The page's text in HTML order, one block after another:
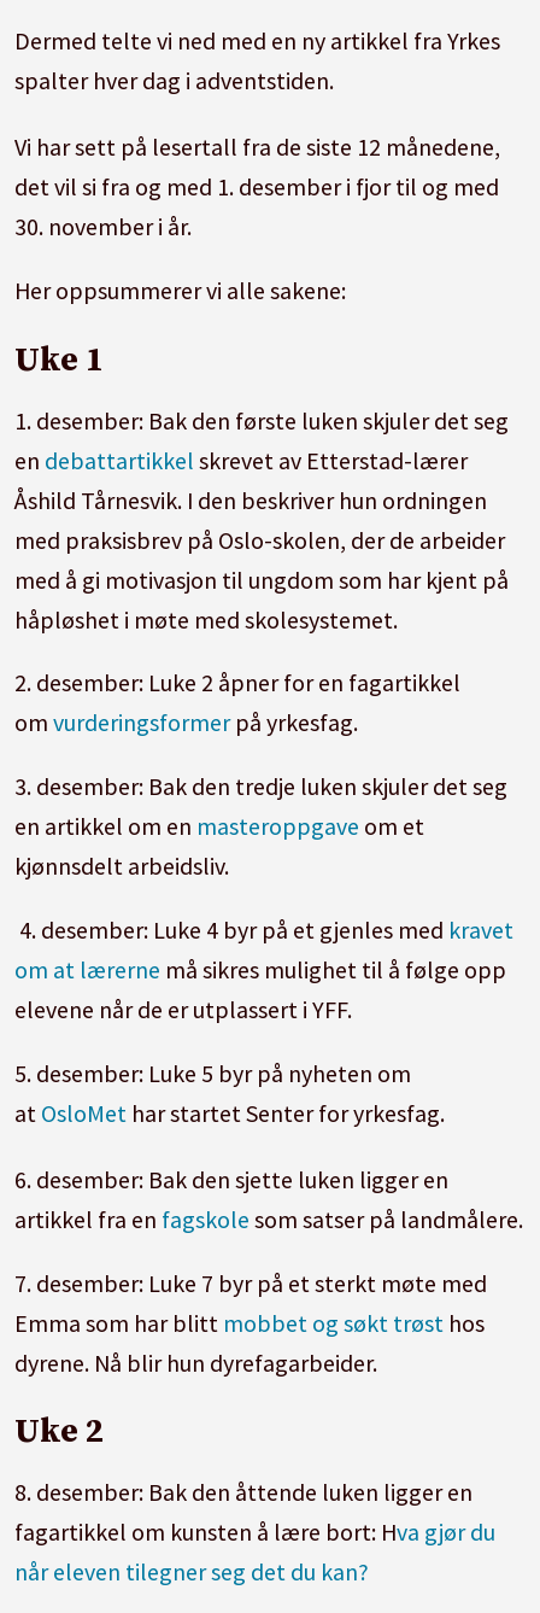
Dermed telte vi ned med en ny artikkel fra Yrkes
spalter hver dag i adventstiden.
Vi har sett på lesertall fra de siste 12 månedene,
det vil si fra og med 1. desember i fjor til og med
30. november i år.
Her oppsummerer vi alle sakene:
Uke 1
1. desember: Bak den første luken skjuler det seg
en debattartikkelskrevet av Etterstad-lærer
Åshild Tårnesvik. I den beskriver hun ordningen
med praksisbrev på Oslo-skolen, der de arbeider
med å gi motivasjon til ungdom som har kjent på
håpløshet i møte med skolesystemet.
2. desember: Luke 2 åpner for en fagartikkel
om vurderingsformerpå yrkesfag.
3. desember: Bak den tredje luken skjuler det seg
en artikkel om en masteroppgave om et
kjønnsdelt arbeidsliv.
4. desember: Luke 4 byr på et gjenles med kravet
om at lærerne må sikres mulighet til å følge opp
elevene når de er utplassert i YFF.
5. desember: Luke 5 byr på nyheten om
at OsloMet har startet Senter for yrkesfag.
6. desember: Bak den sjette luken ligger en
artikkel fra en fagskole som satser på landmålere.
7. desember: Luke 7 byr på et sterkt møte med
Emma som har blitt mobbet og søkt trøst hos
dyrene. Nå blir hun dyrefagarbeider.
Uke 2
8. desember: Bak den åttende luken ligger en
fagartikkel om kunsten å lære bort: Hva gjør du
når eleven tilegner seg det du kan?